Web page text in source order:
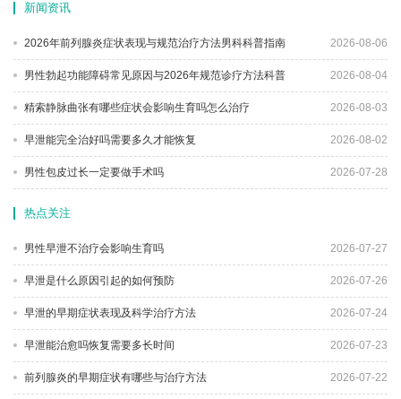
新闻资讯
2026年前列腺炎症状表现与规范治疗方法男科科普指南 2026-08-06
男性勃起功能障碍常见原因与2026年规范诊疗方法科普 2026-08-04
精索静脉曲张有哪些症状会影响生育吗怎么治疗 2026-08-03
早泄能完全治好吗需要多久才能恢复 2026-08-02
男性包皮过长一定要做手术吗 2026-07-28
热点关注
男性早泄不治疗会影响生育吗 2026-07-27
早泄是什么原因引起的如何预防 2026-07-26
早泄的早期症状表现及科学治疗方法 2026-07-24
早泄能治愈吗恢复需要多长时间 2026-07-23
前列腺炎的早期症状有哪些与治疗方法 2026-07-22